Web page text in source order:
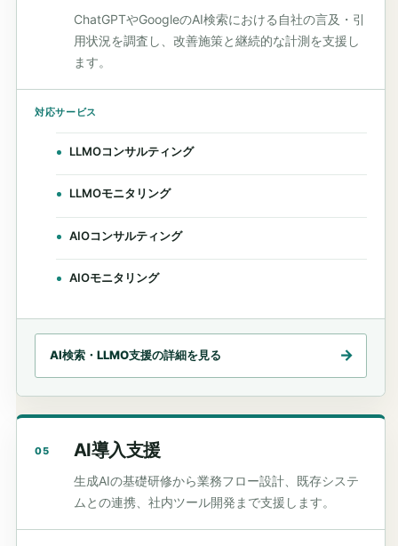
ChatGPTやGoogleのAI検索における自社の言及・引
用状況を調査し、改善施策と継続的な計測を支援し
ます。
対応サービス
LLMOコンサルティング
LLMOモニタリング
AIOコンサルティング
AIOモニタリング
AI検索・LLMO支援の詳細を見る
05 AI導入支援
生成AIの基礎研修から業務フロー設計、既存システ
ムとの連携、社内ツール開発まで支援します。